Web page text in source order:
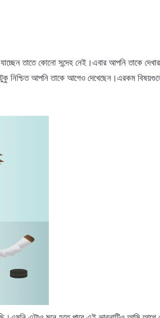
তাতে কোনো সন্দেহ নেই।এবার আপনি তাকে
নিশ্চিত আপনি তাকে আগেও দেখেছেন।এরকম